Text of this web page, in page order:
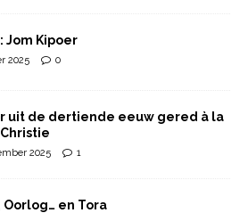
Jom Kipoer
2025 0
uit de dertiende eeuw gered à la
2025 1
Oorlog… en Tora